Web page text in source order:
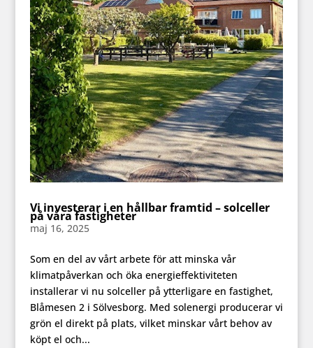
Vi investerar i en hållbar framtid – solceller
på våra fastigheter
maj 16, 2025
Som en del av vårt arbete för att minska vår
klimatpåverkan och öka energieffektiviteten
installerar vi nu solceller på ytterligare en fastighet,
Blåmesen 2 i Sölvesborg. Med solenergi producerar vi
grön el direkt på plats, vilket minskar vårt behov av
köpt el och...